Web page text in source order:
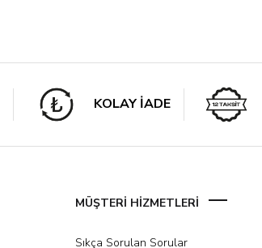
KOLAY İADE
MÜŞTERİ HİZMETLERİ
Sıkça Sorulan Sorular